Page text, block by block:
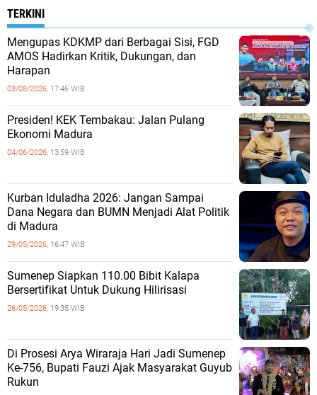
TERKINI
Mengupas KDKMP dari Berbagai Sisi, FGD
AMOS Hadirkan Kritik, Dukungan, dan
Harapan
03/08/2026, 17:46 WIB
Presiden! KEK Tembakau: Jalan Pulang
Ekonomi Madura
04/06/2026, 13:59 WIB
Kurban Iduladha 2026: Jangan Sampai
Dana Negara dan BUMN Menjadi Alat Politik
di Madura
29/05/2026, 16:47 WIB
Sumenep Siapkan 110.00 Bibit Kalapa
Bersertifikat Untuk Dukung Hilirisasi
26/05/2026, 19:35 WIB
Di Prosesi Arya Wiraraja Hari Jadi Sumenep
Ke-756, Bupati Fauzi Ajak Masyarakat Guyub
Rukun